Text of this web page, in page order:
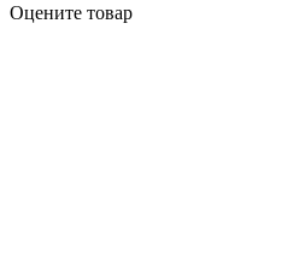
Оцените товар